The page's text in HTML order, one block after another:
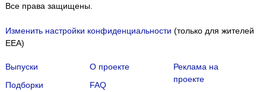
Все права защищены.
Изменить настройки конфиденциальности (только для жителей
EEA)
Выпуски
Подборки
О проекте
FAQ
Реклама на
проекте